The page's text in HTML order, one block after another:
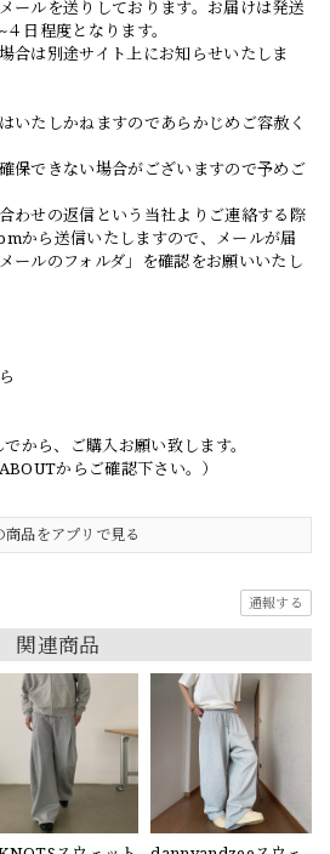
ールを送りしております。お届けは発送
日程度となります。
合は別途サイト上にお知らせいたしま
いたしかねますのであらかじめご容赦く
保できない場合がございますので予めご
わせの返信という当社よりご連絡する際
から送信いたしますので、メールが届
ールのフォルダ」を確認をお願いいたし
から、ご購入お願い致します。
からご確認下さい。）
商品をアプリで見る
通報する
関連商品